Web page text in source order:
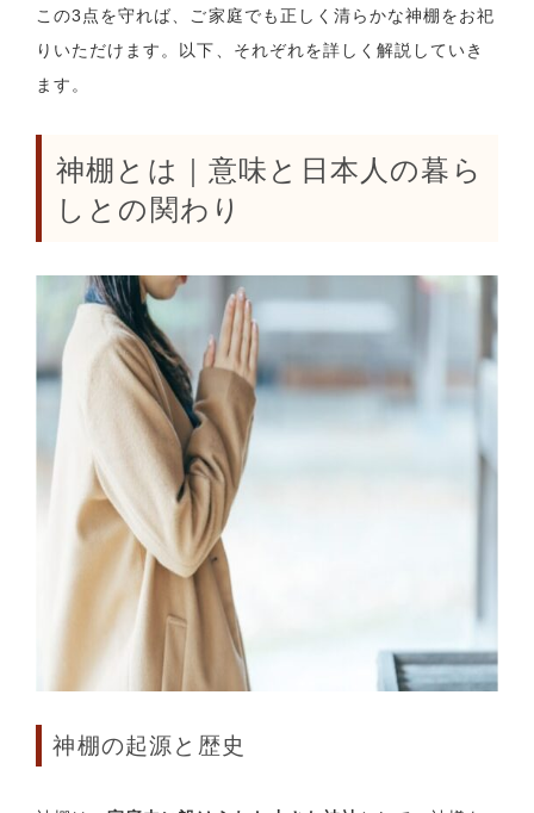
この3点を守れば、ご家庭でも正しく清らかな神棚をお祀
りいただけます。以下、それぞれを詳しく解説していき
ます。
神棚とは｜意味と日本人の暮ら
しとの関わり
神棚の起源と歴史